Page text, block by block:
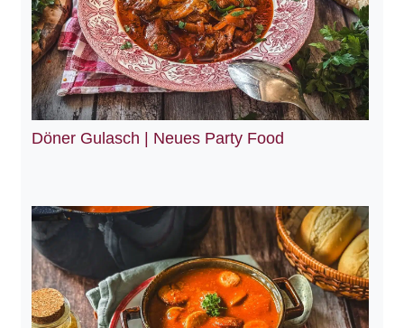
Döner Gulasch | Neues Party Food